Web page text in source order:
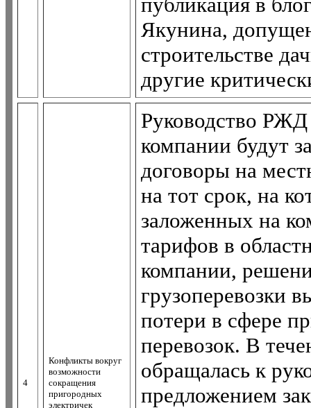
Якунина,
строительстве
другие
4
Конфликты вокруг
возможности
сокращения
пригородных
электричек
Руководство
компании будут
договоры на
на тот срок, на
заложенных на
тарифов в
компании,
грузоперевозки
потери в сфере
перевозок. В
обращалась к
предложением